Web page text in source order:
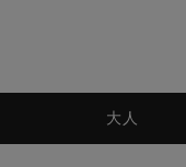
大人